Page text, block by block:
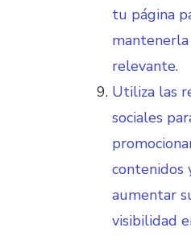
tu página
mantenerla
relevante.
Utiliza las
sociales
contenidos
aumentar
visibilidad